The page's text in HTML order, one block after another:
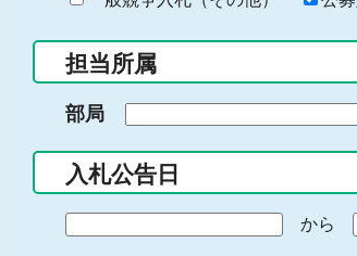
ー
入
力
担当所属
部局
入札公告日
から